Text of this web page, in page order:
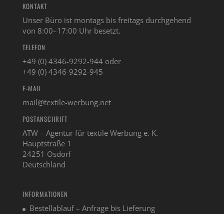
KONTAKT
Unser Büro ist montags bis freitags durchgehend
von 8:00–17:00 Uhr besetzt.
TELEFON
+49 (0) 4346-9292-944 oder
+49 (0) 4346-9292-945
E-MAIL
mail@textile-werbung.net
POSTANSCHRIFT
ATW – Agentur für textile Werbung e. K.
Hauptstraße 1
24251 Osdorf
Deutschland
INFORMATIONEN
Bestellablauf – Anfrage bis Lieferung